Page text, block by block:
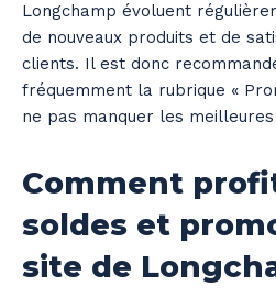
Longchamp évoluent
de nouveaux produits et de
clients. Il est donc
fréquemment la rubrique «
ne pas manquer les
Comment
soldes et
site de